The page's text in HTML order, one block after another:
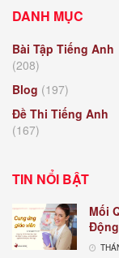
DANH MỤC
Bài Tập Tiếng Anh
(208)
Blog (197)
Đề Thi Tiếng Anh
(167)
TIN NỔI BẬT
Mối